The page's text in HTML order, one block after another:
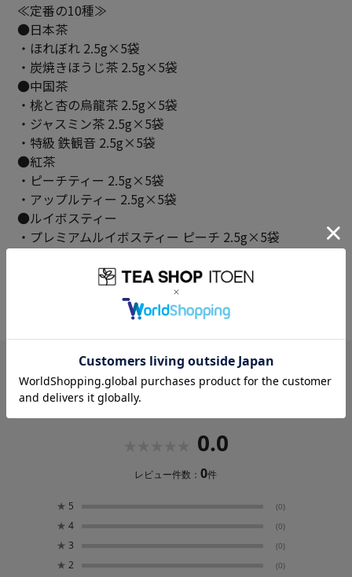
≪定番の10種≫
●日本茶
・ほれぼれ 2.5g×5袋
・炭焼きほうじ茶 2.5g×5袋
●中国茶
・桃と杏の烏龍茶 2.5g×5袋
・ジャスミン茶 2.5g×5袋
・特級 鉄観音 2.5g×5袋
●紅茶
・ピーチティー 2.5g×5袋
・アップルティー 2.5g×5袋
●ルイボスティー
・プレミアムルイボスティー ピーチ 2.5g×5袋
・プレミアムルイボスティー 黒豆 3g×5袋
≪季節によって変わる5種≫
レビュー
0.0
レビュー件数：0件
★ 5 (0)
★ 4 (0)
★ 3 (0)
★ 2 (0)